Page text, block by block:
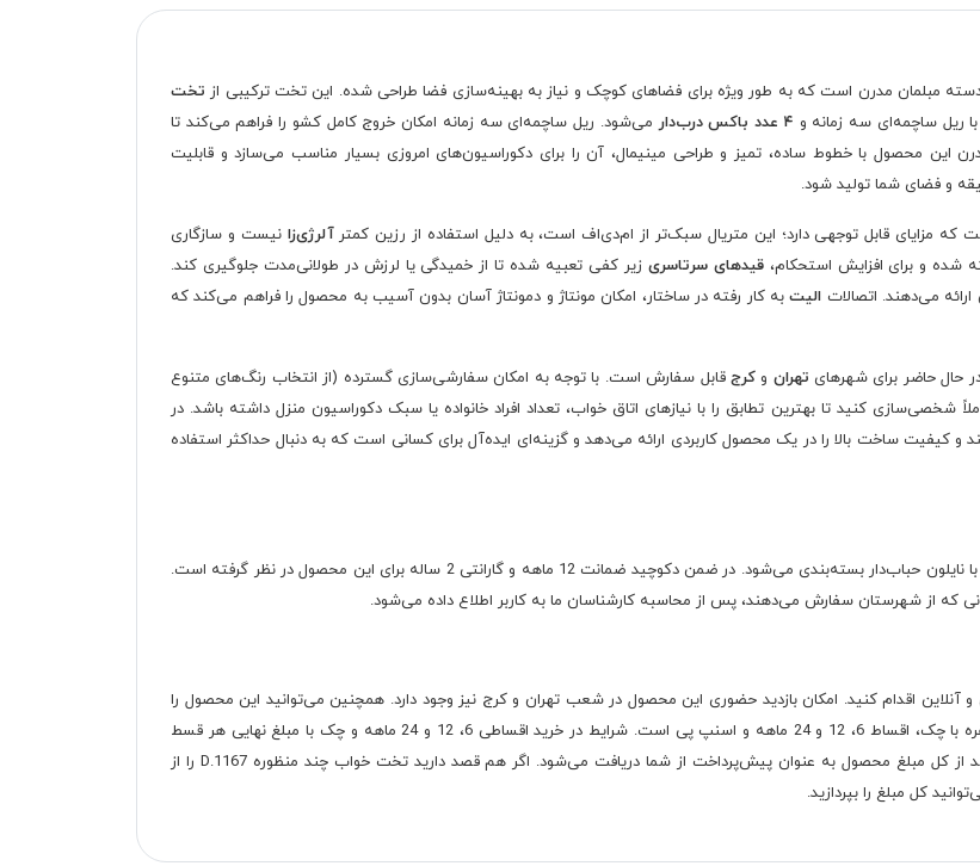
مبلمان مدرن است که به طور ویژه برای فضاهای کوچک و نیاز به بهینه‌سازی فضا طراحی شده. این تخت ترکیبی از تخت
ریل ساچمه‌ای سه زمانه و ۴ عدد باکس درب‌دار
می‌شود. ریل ساچمه‌ای سه زمانه امکان خروج کامل کشو را فراهم می‌کند تا
محصول با خطوط ساده، تمیز و طراحی مینیمال، آن را برای دکوراسیون‌های امروزی بسیار مناسب می‌سازد و قابلیت
و فضای شما تولید شود.
که مزایای قابل توجهی دارد؛ این متریال سبک‌تر از ام‌دی‌اف است، به دلیل استفاده از رزین کمترآلرژی‌زا نیست و سازگاری
قیدهای سرتاسری زیر کفی تعبیه شده تا از خمیدگی یا لرزش در طولانی‌مدت جلوگیری کند.
می‌دهند. اتصالات الیتبه کار رفته در ساختار، امکان مونتاژ و دمونتاژ آسان بدون آسیب به محصول را فراهم می‌کند که
حال حاضر برای شهرهای تهران وکرج قابل سفارش است. با توجه به امکان سفارشی‌سازی گسترده (از انتخاب رنگ‌های متنوع
شخصی‌سازی کنید تا بهترین تطابق را با نیازهای اتاق خواب، تعداد افراد خانواده یا سبک دکوراسیون منزل داشته باشد. در
و کیفیت ساخت بالا را در یک محصول کاربردی ارائه می‌دهد و گزینه‌ای ایده‌آل برای کسانی است که به دنبال حداکثر استفاده
آسیب نبیند، با نایلون حباب‌دار بسته‌بندی می‌شود. در ضمن دکوچید ضمانت 12 ماهه و گارانتی 2 ساله برای این محصول در نظر گرفته است.
که از شهرستان سفارش می‌دهند، پس از محاسبه کارشناسان ما به کاربر اطلاع داده می‌شود.
اقدام کنید. امکان بازدید حضوری این محصول در شعب تهران و کرج نیز وجود دارد. همچنین می‌توانید این محصول را
نقدی یا اقساطی خریداری کنید. شرایط خرید اقساطی تخت خواب دو نفره با چک، اقساط 6، 12 و 24 ماهه و اسنپ پی است. شرایط در خرید اقساطی 6، 12 و 24 ماهه و چک با مبلغ نهایی هر قسط
تخت خواب چند منظوره D.1167
را از